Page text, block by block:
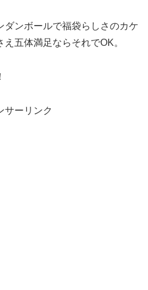
ダンボールで福袋らしさのカケ
五体満足ならそれでOK。
サーリンク